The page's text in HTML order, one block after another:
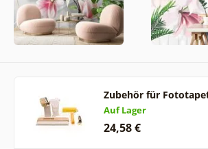
Zubehör für
Auf Lager
24,58 €